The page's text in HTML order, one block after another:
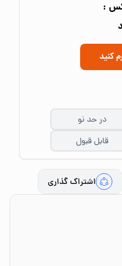
:
کنید
در حد نو
قابل قبول
اشتراک گذاری